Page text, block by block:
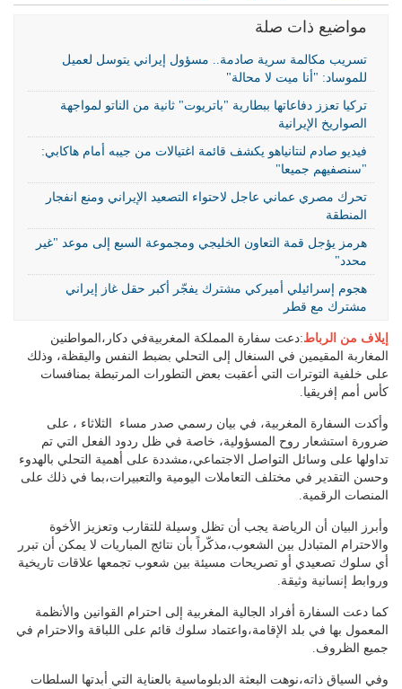
مواضيع ذات صلة
تسريب مكالمة سرية صادمة.. مسؤول إيراني يتوسل لعميل
للموساد: "أنا ميت لا محالة"
تركيا تعزز دفاعاتها ببطارية "باتريوت" ثانية من الناتو لمواجهة
الصواريخ الإيرانية
فيديو صادم لنتانياهو يكشف قائمة اغتيالات من جيبه أمام هاكابي:
"سنصفيهم جميعا"
تحرك مصري عماني عاجل لاحتواء التصعيد الإيراني ومنع انفجار
المنطقة
هرمز يؤجل قمة التعاون الخليجي ومجموعة السبع إلى موعد "غير
محدد"
هجوم إسرائيلي أميركي مشترك يفجّر أكبر حقل غاز إيراني
مشترك مع قطر
إيلاف من الرباط:دعت سفارة المملكة المغربيةفي دكار،المواطنين
المغاربة المقيمين في السنغال إلى التحلي بضبط النفس واليقظة، وذلك
على خلفية التوترات التي أعقبت بعض التطورات المرتبطة بمنافسات
كأس أمم إفريقيا.
وأكدت السفارة المغربية، في بيان رسمي صدر مساء الثلاثاء ، على
ضرورة استشعار روح المسؤولية، خاصة في ظل ردود الفعل التي تم
تداولها على وسائل التواصل الاجتماعي،مشددة على أهمية التحلي بالهدوء
وحسن التقدير في مختلف التعاملات اليومية والتعبيرات،بما في ذلك على
المنصات الرقمية.
وأبرز البيان أن الرياضة يجب أن تظل وسيلة للتقارب وتعزيز الأخوة
والاحترام المتبادل بين الشعوب،مذكّراً بأن نتائج المباريات لا يمكن أن تبرر
أي سلوك تصعيدي أو تصريحات مسيئة بين شعوب تجمعها علاقات تاريخية
وروابط إنسانية وثيقة.
كما دعت السفارة أفراد الجالية المغربية إلى احترام القوانين والأنظمة
المعمول بها في بلد الإقامة،واعتماد سلوك قائم على اللباقة والاحترام في
جميع الظروف.
وفي السياق ذاته،نوهت البعثة الدبلوماسية بالعناية التي أبدتها السلطات